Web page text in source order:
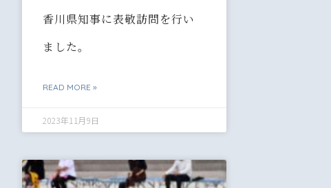
香川県知事に表敬訪問を行い
ました。
READ MORE »
2023年11月9日